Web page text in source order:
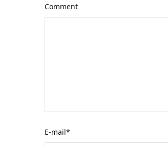
Comment
E-mail*